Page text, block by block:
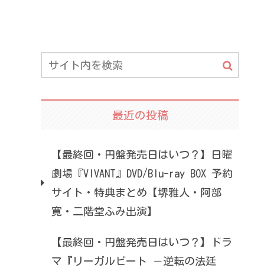
最近の投稿
【最終回・円盤発売日はいつ？】日曜
劇場『VIVANT』DVD/Blu-ray BOX 予約
サイト・特典まとめ【堺雅人・阿部
寛・二階堂ふみ出演】
【最終回・円盤発売日はいつ？】ドラ
マ『リーガルビート －逆転の法廷